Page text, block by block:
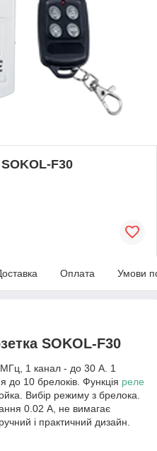
F30
Оплата Умови
SOKOL-F30
МГц, 1 канал - до 30 А. 1
до 10 брелоків. Функція реле
Вибір режиму з брелока.
0.02 А, не вимагає
і практичний дизайн.